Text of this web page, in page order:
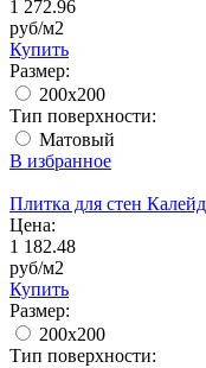
1 272.96
руб/м2
Купить
Размер:
200x200
Тип поверхности:
Матовый
В избранное
Плитка для стен
Цена:
1 182.48
руб/м2
Купить
Размер:
200x200
Тип поверхности: